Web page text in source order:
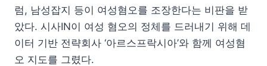
럼, 남성잡지 등이 여성혐오를 조장한다는 비판을 받
았다. 시사IN이 여성 혐오의 정체를 드러내기 위해 데
이터 기반 전략회사 ‘아르스프락시아’와 함께 여성혐
오 지도를 그렸다.